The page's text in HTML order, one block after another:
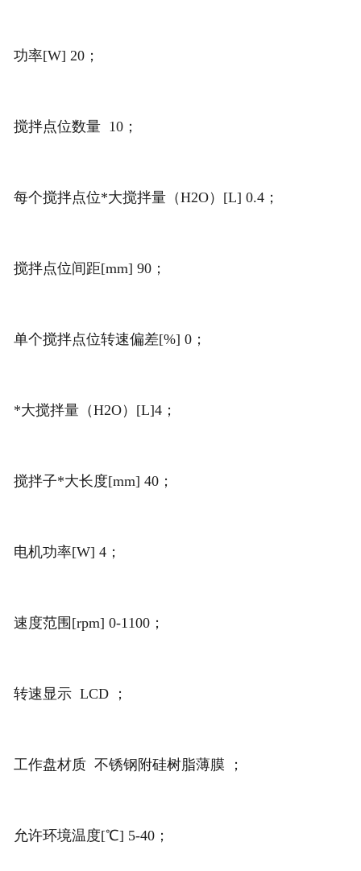
功率[W] 20；
搅拌点位数量 10；
每个搅拌点位*大搅拌量（H2O）[L] 0.4；
搅拌点位间距[mm] 90；
单个搅拌点位转速偏差[%] 0；
*大搅拌量（H2O）[L]4；
搅拌子*大长度[mm] 40；
电机功率[W] 4；
速度范围[rpm] 0-1100；
转速显示 LCD ；
工作盘材质 不锈钢附硅树脂薄膜 ；
允许环境温度[℃] 5-40；